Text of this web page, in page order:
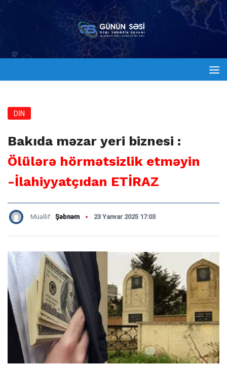
DİN
Bakıda məzar yeri biznesi :
Ölülərə hörmətsizlik etməyin
-İlahiyyatçıdan ETİRAZ
Müəllif: Şəbnəm 23 Yanvar 2025 17:03